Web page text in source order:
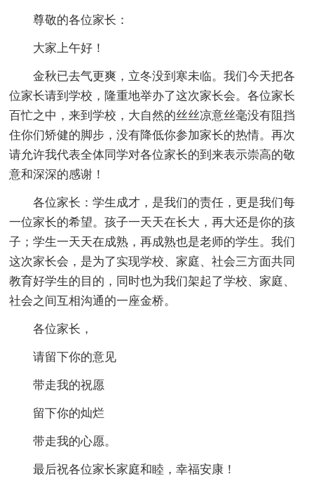
尊敬的各位家长：
大家上午好！
金秋已去气更爽，立冬没到寒未临。我们今天把各
位家长请到学校，隆重地举办了这次家长会。各位家长
百忙之中，来到学校，大自然的丝丝凉意丝毫没有阻挡
住你们矫健的脚步，没有降低你参加家长的热情。再次
请允许我代表全体同学对各位家长的到来表示崇高的敬
意和深深的感谢！
各位家长：学生成才，是我们的责任，更是我们每
一位家长的希望。孩子一天天在长大，再大还是你的孩
子；学生一天天在成熟，再成熟也是老师的学生。我们
这次家长会，是为了实现学校、家庭、社会三方面共同
教育好学生的目的，同时也为我们架起了学校、家庭、
社会之间互相沟通的一座金桥。
各位家长，
请留下你的意见
带走我的祝愿
留下你的灿烂
带走我的心愿。
最后祝各位家长家庭和睦，幸福安康！